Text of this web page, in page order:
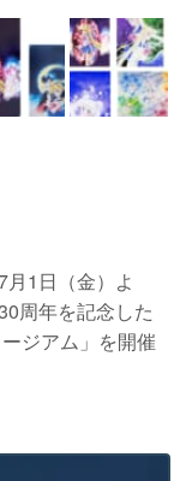
1日（金）よ
周年を記念した
ジアム」を開催